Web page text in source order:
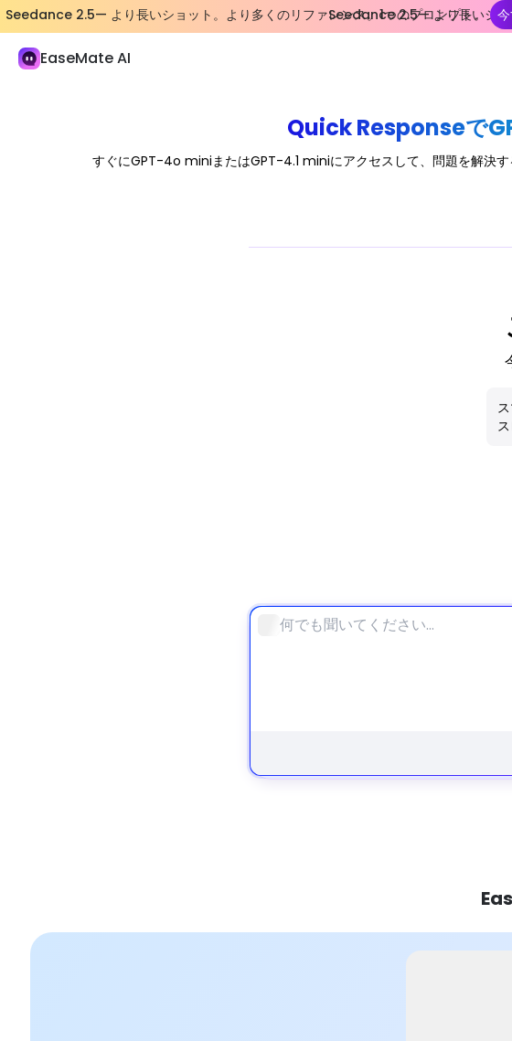
Seedance 2.5— より長いショット。より多くのリファレンス。1つのプロンプト。
Seedance 2.5— より長いショ
EaseMate AI
数学問題を解く
AI 研究 & 調査
Quick Responseで
すぐにGPT-4o miniまたはGPT-4.1 miniにアクセスして、問題を解決す